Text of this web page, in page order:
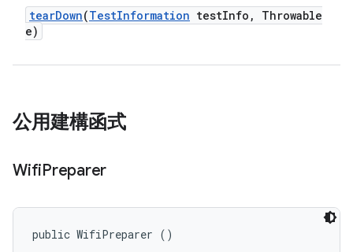
tearDown(TestInformation testInfo ,
Throwable
e)
公用建構函式
WifiPreparer
public WifiPreparer ()